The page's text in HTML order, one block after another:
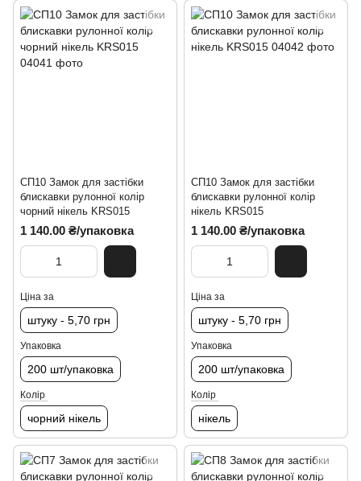
СП10 Замок для застібки
блискавки рулонної колір
чорний нікель KRS015
1 140.00 ₴/упаковка
Ціна за
штуку - 5,70 грн
Упаковка
200 шт/упаковка
Колір
чорний нікель
СП10 Замок для застібки
блискавки рулонної колір
нікель KRS015
1 140.00 ₴/упаковка
Ціна за
штуку - 5,70 грн
Упаковка
200 шт/упаковка
Колір
нікель